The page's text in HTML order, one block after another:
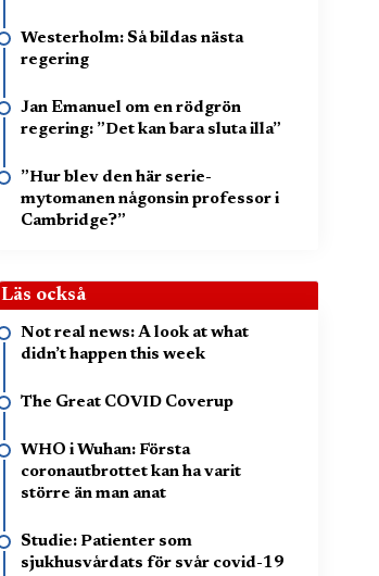
Westerholm: Så bildas nästa
regering
Jan Emanuel om en rödgrön
regering: ”Det kan bara sluta illa”
”Hur blev den här serie-
mytomanen någonsin professor i
Cambridge?”
Läs också
Not real news: A look at what
didn’t happen this week
The Great COVID Coverup
WHO i Wuhan: Första
coronautbrottet kan ha varit
större än man anat
Studie: Patienter som
sjukhusvårdats för svår covid-19